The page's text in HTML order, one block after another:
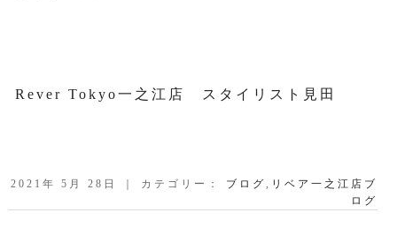
Rever Tokyo一之江店 スタイリスト見田
2021年 5月 28日 ｜ カテゴリー： ブログ, リベア一之江店ブ
ログ